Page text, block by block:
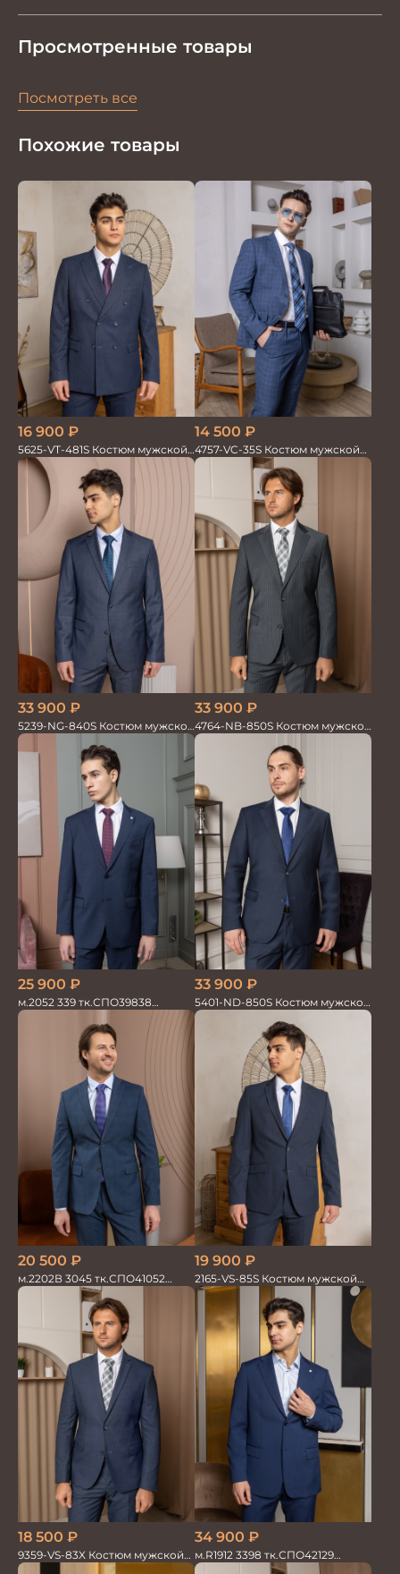
Просмотренные товары
Посмотреть все
Похожие товары
16 900 ₽
5625-VT-481S Костюм мужской
двойка
14 500 ₽
4757-VC-35S Костюм мужской
двойка
33 900 ₽
5239-NG-840S Костюм мужской
двойка
33 900 ₽
4764-NB-850S Костюм мужской
двойка в полоску
25 900 ₽
м.2052 339 тк.СПО39838
Костюм мужской
33 900 ₽
5401-ND-850S Костюм мужской
двойка
20 500 ₽
м.2202В 3045 тк.СПО41052
Костюм мужской
19 900 ₽
2165-VS-85S Костюм мужской
двойка
18 500 ₽
9359-VS-83X Костюм мужской
двойка
34 900 ₽
м.R1912 3398 тк.СПО42129
Костюм мужской